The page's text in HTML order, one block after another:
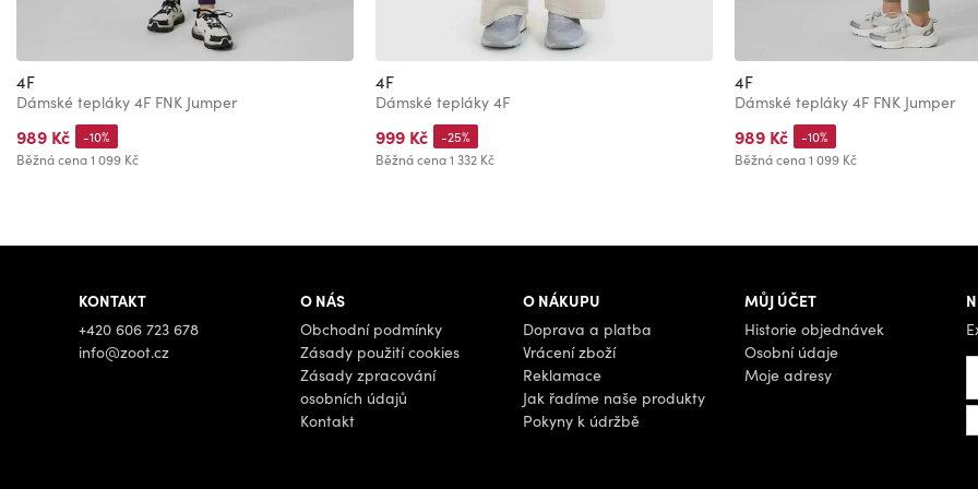
4F
Dámské tepláky 4F FNK Jumper
989 Kč
Běžná cena1 099 Kč
-10%
4F
Dámské tepláky 4F
999 Kč
Běžná cena1 332 Kč
-25%
4F
Dámské tepláky 4F FNK Jumper
989 Kč
Běžná cena1 099 Kč
-10%
KONTAKT
+420 606 723 678
info@zoot.cz
O NÁS
Obchodní podmínky
Zásady použití cookies
Zásady zpracování
osobních údajů
Kontakt
O NÁKUPU
Doprava a platba
Vrácení zboží
Reklamace
Jak řadíme naše produkty
Pokyny k údržbě
MŮJ ÚČET
Historie objednávek
Osobní údaje
Moje adresy